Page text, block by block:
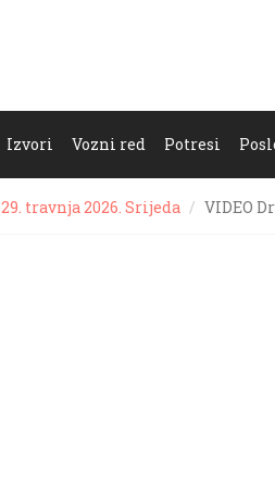
Izvori Vozni red Potresi
29. travnja 2026. Srijeda VIDEO